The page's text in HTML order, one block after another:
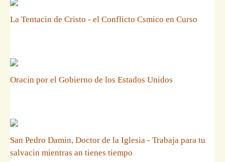
La Tentacin de Cristo - el Conflicto Csmico en Curso
Oracin por el Gobierno de los Estados Unidos
San Pedro Damin, Doctor de la Iglesia - Trabaja para tu
salvacin mientras an tienes tiempo